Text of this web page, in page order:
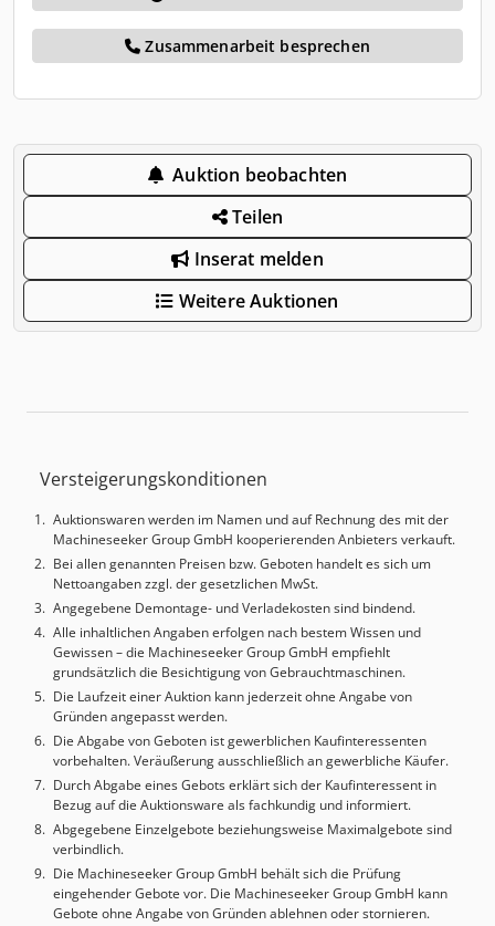
Zusammenarbeit besprechen
Auktion beobachten
Teilen
Inserat melden
Weitere Auktionen
Versteigerungskonditionen
Auktionswaren werden im Namen und auf Rechnung des mit der
Machineseeker Group GmbH kooperierenden Anbieters verkauft.
Bei allen genannten Preisen bzw. Geboten handelt es sich um
Nettoangaben zzgl. der gesetzlichen MwSt.
Angegebene Demontage- und Verladekosten sind bindend.
Alle inhaltlichen Angaben erfolgen nach bestem Wissen und
Gewissen – die Machineseeker Group GmbH empfiehlt
grundsätzlich die Besichtigung von Gebrauchtmaschinen.
Die Laufzeit einer Auktion kann jederzeit ohne Angabe von
Gründen angepasst werden.
Die Abgabe von Geboten ist gewerblichen Kaufinteressenten
vorbehalten. Veräußerung ausschließlich an gewerbliche Käufer.
Durch Abgabe eines Gebots erklärt sich der Kaufinteressent in
Bezug auf die Auktionsware als fachkundig und informiert.
Abgegebene Einzelgebote beziehungsweise Maximalgebote sind
verbindlich.
Die Machineseeker Group GmbH behält sich die Prüfung
eingehender Gebote vor. Die Machineseeker Group GmbH kann
Gebote ohne Angabe von Gründen ablehnen oder stornieren.